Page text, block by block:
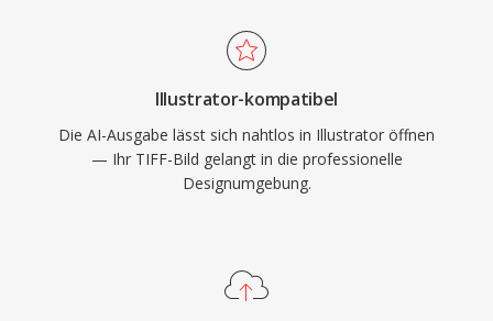
Illustrator-kompatibel
Die AI-Ausgabe lässt sich nahtlos in Illustrator öffnen
— Ihr TIFF-Bild gelangt in die professionelle
Designumgebung.